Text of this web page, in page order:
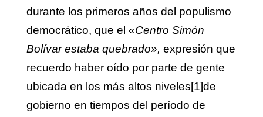
durante los primeros años del populismo
democrático, que el «Centro Simón
Bolívar estaba quebrado», expresión que
recuerdo haber oído por parte de gente
ubicada en los más altos niveles[1]de
gobierno en tiempos del período de